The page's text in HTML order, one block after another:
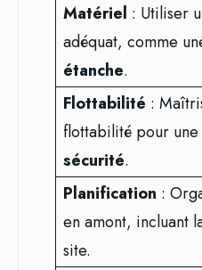
Matériel : Utiliser
adéquat, comme
étanche.
Flottabilité :
flottabilité pour
sécurité.
Planification :
en amont, incluant
site.